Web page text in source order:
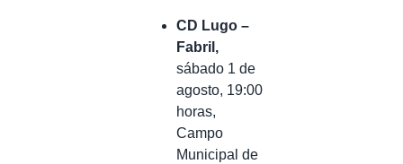
CD Lugo –
Fabril,
sábado 1 de
agosto, 19:00
horas,
Campo
Municipal de